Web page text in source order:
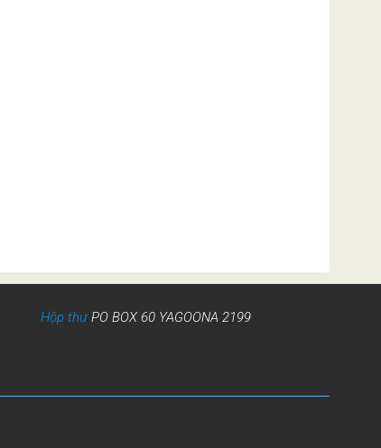
Hộp thưPO BOX 60 YAGOONA 2199